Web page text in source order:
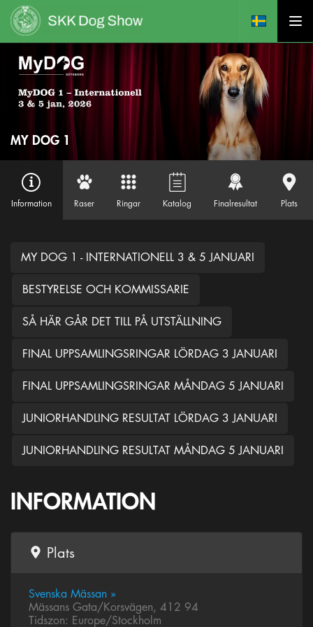
MY DOG 1
Information Raser Ringar Katalog Finalresultat Plats
MY DOG 1 - INTERNATIONELL 3 & 5 JANUARI
BESTYRELSE OCH KOMMISSARIE
SÅ HÄR GÅR DET TILL PÅ UTSTÄLLNING
FINAL UPPSAMLINGSRINGAR LÖRDAG 3 JANUARI
FINAL UPPSAMLINGSRINGAR MÅNDAG 5 JANUARI
JUNIORHANDLING RESULTAT LÖRDAG 3 JANUARI
JUNIORHANDLING RESULTAT MÅNDAG 5 JANUARI
INFORMATION
Plats
Svenska Mässan »
Mässans Gata/Korsvägen, 412 94
Tidszon: Europe/Stockholm